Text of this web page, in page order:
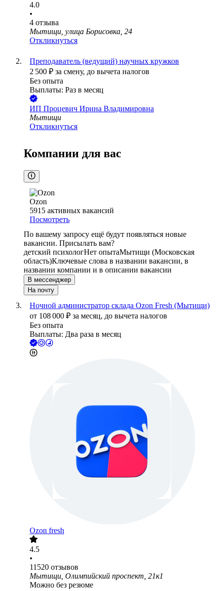
4.0
•
4 отзыва
Мытищи, улица Борисовка, 24
Откликнуться
Преподаватель (ведущий) научных кружков
2 500 ₽ за смену, до вычета налогов
Без опыта
Выплаты: Раз в месяц
ИП Процевич Ирина Владимировна
Мытищи
Откликнуться
Компании для вас
Ozon
5915 активных вакансий
Посмотреть
По вашему запросу ещё будут появляться новые
вакансии. Присылать вам?
детский психологНет опытаМытищи (Московская
область)Ключевые слова в названии вакансии, в
названии компании и в описании вакансии
В мессенджер
На почту
Ночной администратор склада Ozon Fresh (Мытищи)
от 108 000 ₽ за месяц, до вычета налогов
Без опыта
Выплаты: Два раза в месяц
Ozon fresh
4.5
•
11520 отзывов
Мытищи, Олимпийский проспект, 21к1
Можно без резюме